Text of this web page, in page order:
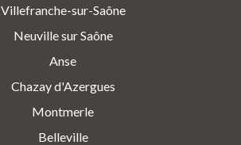
Villefranche-sur-Saône
Neuville sur Saône
Anse
Chazay d'Azergues
Montmerle
Belleville